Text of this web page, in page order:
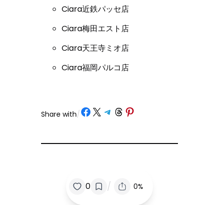
Ciara近鉄パッセ店
Ciara梅田エスト店
Ciara天王寺ミオ店
Ciara福岡パルコ店
Share with/ Share on Facebook
Share on X Share on Telegram
Share on Threads
Share on Pinterest
0 / 0%